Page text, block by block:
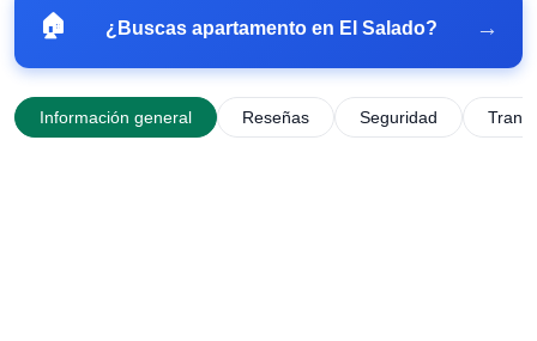
🏠 ¿Buscas apartamento en El Salado? →
Información general Reseñas Seguridad